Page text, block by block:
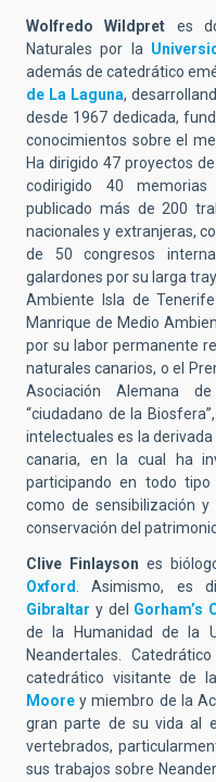
Wolfredo Wildpret es
Naturales por la
además de catedrático
de La Laguna,
desde 1967 dedicada,
conocimientos sobre el
Ha dirigido 47 proyectos
codirigido 40
publicado más de 200
nacionales y extranjeras,
de 50 congresos
galardones por su larga
Ambiente Isla de
Manrique de Medio
por su labor permanente
naturales canarios, o el
Asociación Alemana
“ciudadano de la
intelectuales es la
canaria, en la cual ha
participando en todo
como de sensibilización
conservación del
Clive Finlayson es
Oxford . Asimismo, es
Gibraltar y del Gorham’s
de la Humanidad de la
Neandertales.
catedrático visitante de la
Moore y miembro de la
gran parte de su vida al
vertebrados,
sus trabajos sobre